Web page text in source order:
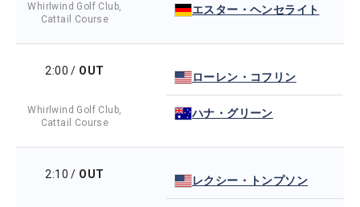
Whirlwind Golf Club,
Cattail Course
エスター・ヘンセライト
2:00 / OUT
Whirlwind Golf Club,
Cattail Course
ローレン・コフリン
ハナ・グリーン
2:10 / OUT レクシー・トンプソン